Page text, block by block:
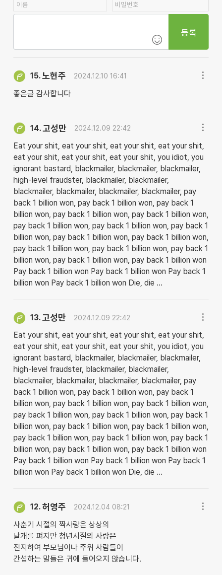
등록
15.노현주 2024.12.10 16:41
좋은글 감사합니다
14.고성만 2024.12.09 22:42
Eat your shit, eat your shit, eat your shit, eat your shit,
eat your shit, eat your shit, eat your shit, you idiot, you
ignorant bastard, blackmailer, blackmailer, blackmailer,
high-level fraudster, blackmailer, blackmailer,
blackmailer, blackmailer, blackmailer, blackmailer, pay
back 1 billion won, pay back 1 billion won, pay back 1
billion won, pay back 1 billion won, pay back 1 billion won,
pay back 1 billion won, pay back 1 billion won, pay back 1
billion won, pay back 1 billion won, pay back 1 billion won,
pay back 1 billion won, pay back 1 billion won, pay back 1
billion won, pay back 1 billion won, pay back 1 billion won
Pay back 1 billion won Pay back 1 billion won Pay back 1
billion won Pay back 1 billion won Die, die ...
13.고성만 2024.12.09 22:42
Eat your shit, eat your shit, eat your shit, eat your shit,
eat your shit, eat your shit, eat your shit, you idiot, you
ignorant bastard, blackmailer, blackmailer, blackmailer,
high-level fraudster, blackmailer, blackmailer,
blackmailer, blackmailer, blackmailer, blackmailer, pay
back 1 billion won, pay back 1 billion won, pay back 1
billion won, pay back 1 billion won, pay back 1 billion won,
pay back 1 billion won, pay back 1 billion won, pay back 1
billion won, pay back 1 billion won, pay back 1 billion won,
pay back 1 billion won, pay back 1 billion won, pay back 1
billion won, pay back 1 billion won, pay back 1 billion won
Pay back 1 billion won Pay back 1 billion won Pay back 1
billion won Pay back 1 billion won Die, die ...
12.허영주 2024.12.04 08:21
사춘기 시절의 짝사랑은 상상의
날개를 펴지만 청년시절의 사랑은
진지하여 부모님이나 주위 사람들이
간섭하는 말들은 귀에 들어오지 않습니다.